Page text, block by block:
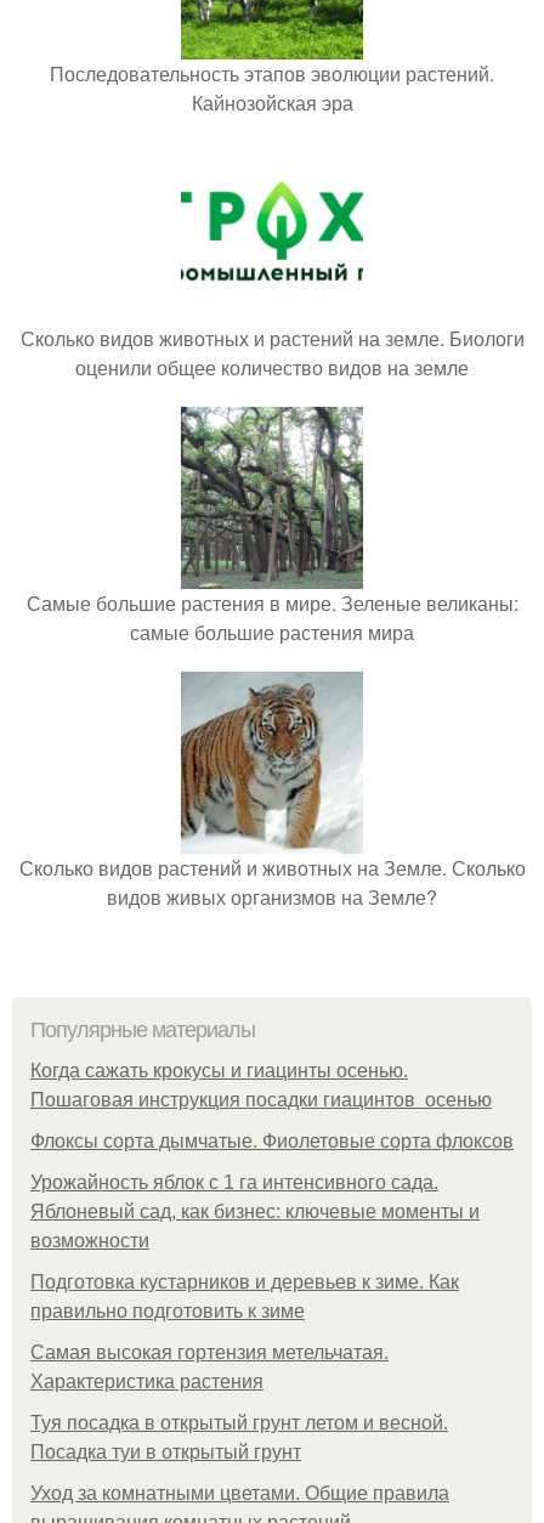
Последовательность этапов эволюции растений.
Кайнозойская эра
Сколько видов животных и растений на земле. Биологи
оценили общее количество видов на земле
Самые большие растения в мире. Зеленые великаны:
самые большие растения мира
Сколько видов растений и животных на Земле. Сколько
видов живых организмов на Земле?
Популярные материалы
Когда сажать крокусы и гиацинты осенью.
Пошаговая инструкция посадки гиацинтов осенью
Флоксы сорта дымчатые. Фиолетовые сорта флоксов
Урожайность яблок с 1 га интенсивного сада.
Яблоневый сад, как бизнес: ключевые моменты и
возможности
Подготовка кустарников и деревьев к зиме. Как
правильно подготовить к зиме
Самая высокая гортензия метельчатая.
Характеристика растения
Туя посадка в открытый грунт летом и весной.
Посадка туи в открытый грунт
Уход за комнатными цветами. Общие правила